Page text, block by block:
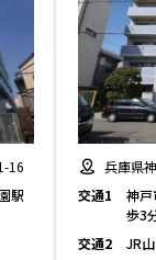
16
駅
兵庫県
交通1
神戸
歩3
交通2
JR